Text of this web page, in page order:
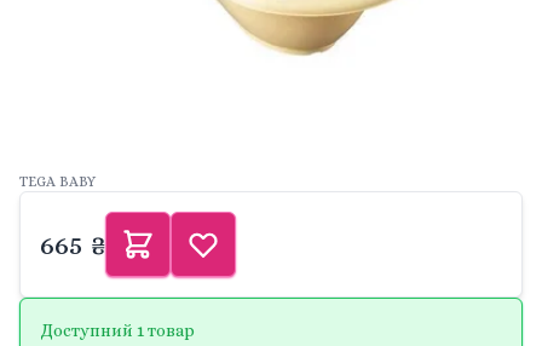
TEGA BABY
665 ₴
Доступний 1 товар